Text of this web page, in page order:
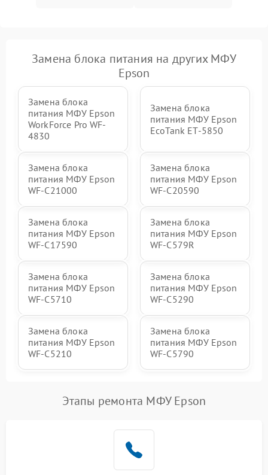
Замена блока питания на других МФУ
Epson
Замена блока
питания МФУ Epson
WorkForce Pro WF-
4830
Замена блока
питания МФУ Epson
EcoTank ET-5850
Замена блока
питания МФУ Epson
WF-C21000
Замена блока
питания МФУ Epson
WF-C20590
Замена блока
питания МФУ Epson
WF-C17590
Замена блока
питания МФУ Epson
WF-C579R
Замена блока
питания МФУ Epson
WF-C5710
Замена блока
питания МФУ Epson
WF-C5290
Замена блока
питания МФУ Epson
WF-C5210
Замена блока
питания МФУ Epson
WF-C5790
Этапы ремонта МФУ Epson